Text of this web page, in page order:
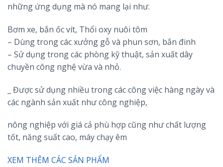
những ứng dụng mà nó mang lại như.
Bơm xe, bắn ốc vít, Thổi oxy nuôi tôm
– Dùng trong các xưởng gỗ và phun sơn, bắn đinh
– Sử dụng trong các phòng kỹ thuật, sản xuất dây
chuyền công nghệ vừa và nhỏ.
_ Được sử dụng nhiều trong các công việc hàng ngày và
các ngành sản xuất như công nghiệp,
nông nghiệp với giá cả phù hợp cũng như chất lượng
tốt, năng suất cao, máy chạy êm
XEM THÊM CÁC SẢN PHẨM